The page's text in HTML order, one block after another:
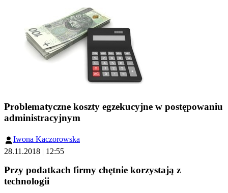
Problematyczne koszty egzekucyjne w postępowaniu
administracyjnym
Iwona Kaczorowska
28.11.2018 | 12:55
Przy podatkach firmy chętnie korzystają z
technologii